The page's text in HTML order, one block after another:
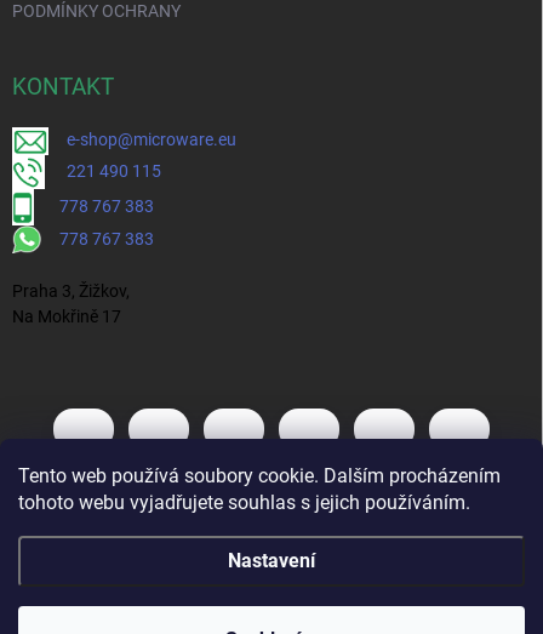
Tento web používá soubory cookie. Dalším procházením
tohoto webu vyjadřujete souhlas s jejich používáním.
Nastavení
PODMÍNKY OCHRANY
KONTAKT
e-shop@microware.eu
221 490 115
778 767 383
778 767 383
Praha 3, Žižkov,
Na Mokřině 17